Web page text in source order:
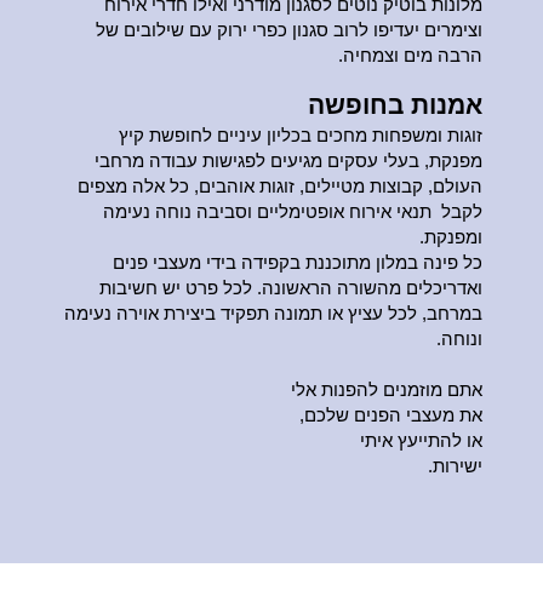
וצימרים יעדיפו לרוב סגנון כפרי ירוק עם שילובים של
הרבה מים וצמחיה.
אמנות בחופשה
זוגות ומשפחות מחכים בכליון עיניים לחופשת קיץ
מפנקת, בעלי עסקים מגיעים לפגישות עבודה מרחבי
העולם, קבוצות מטיילים, זוגות אוהבים, כל אלה מצפים
לקבל תנאי אירוח אופטימליים וסביבה נוחה נעימה
ומפנקת.
כל פינה במלון מתוכננת בקפידה בידי מעצבי פנים
ואדריכלים מהשורה הראשונה. לכל פרט יש חשיבות
במרחב, לכל עציץ או תמונה תפקיד ביצירת אוירה נעימה
ונוחה.
אתם מוזמנים להפנות אלי
את מעצבי הפנים שלכם,
או להתייעץ איתי
ישירות.